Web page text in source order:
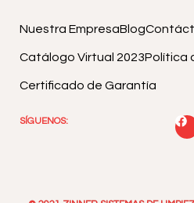
Nuestra EmpresaBlog
Catálogo Virtual 2023Política
Certificado de Garantía
SÍGUENOS: